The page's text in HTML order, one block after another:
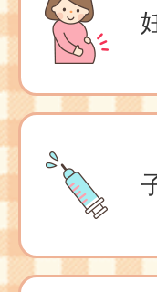
2025
稲野（
2025
【8
座「人